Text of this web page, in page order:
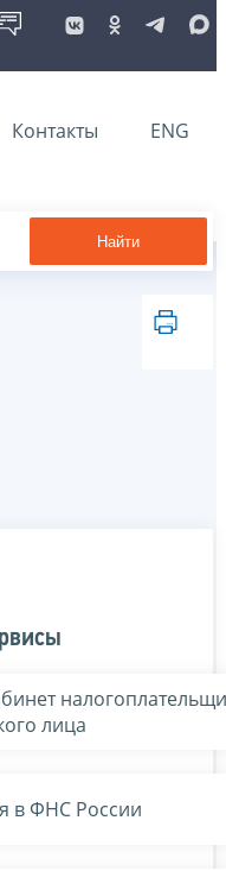
Контакты ENG
Найти
лица
в ФНС России